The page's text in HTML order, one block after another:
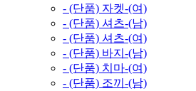
- (단품) 자켓-(여)
- (단품) 셔츠-(남)
- (단품) 셔츠-(여)
- (단품) 바지-(남)
- (단품) 치마-(여)
- (단품) 조끼-(남)